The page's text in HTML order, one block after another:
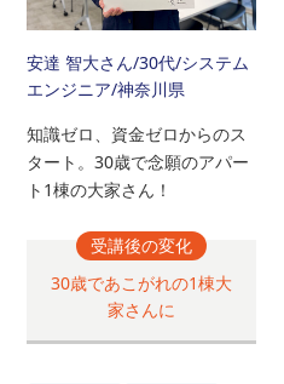
安達 智大さん/30代/システム
エンジニア/神奈川県
知識ゼロ、資金ゼロからのス
タート。30歳で念願のアパー
ト1棟の大家さん！
受講後の変化
30歳であこがれの1棟大
家さんに